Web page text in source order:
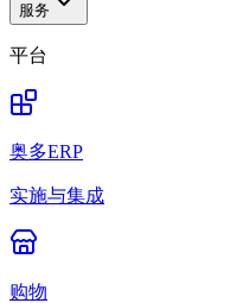
服务
平台
奥多ERP
实施与集成
购物